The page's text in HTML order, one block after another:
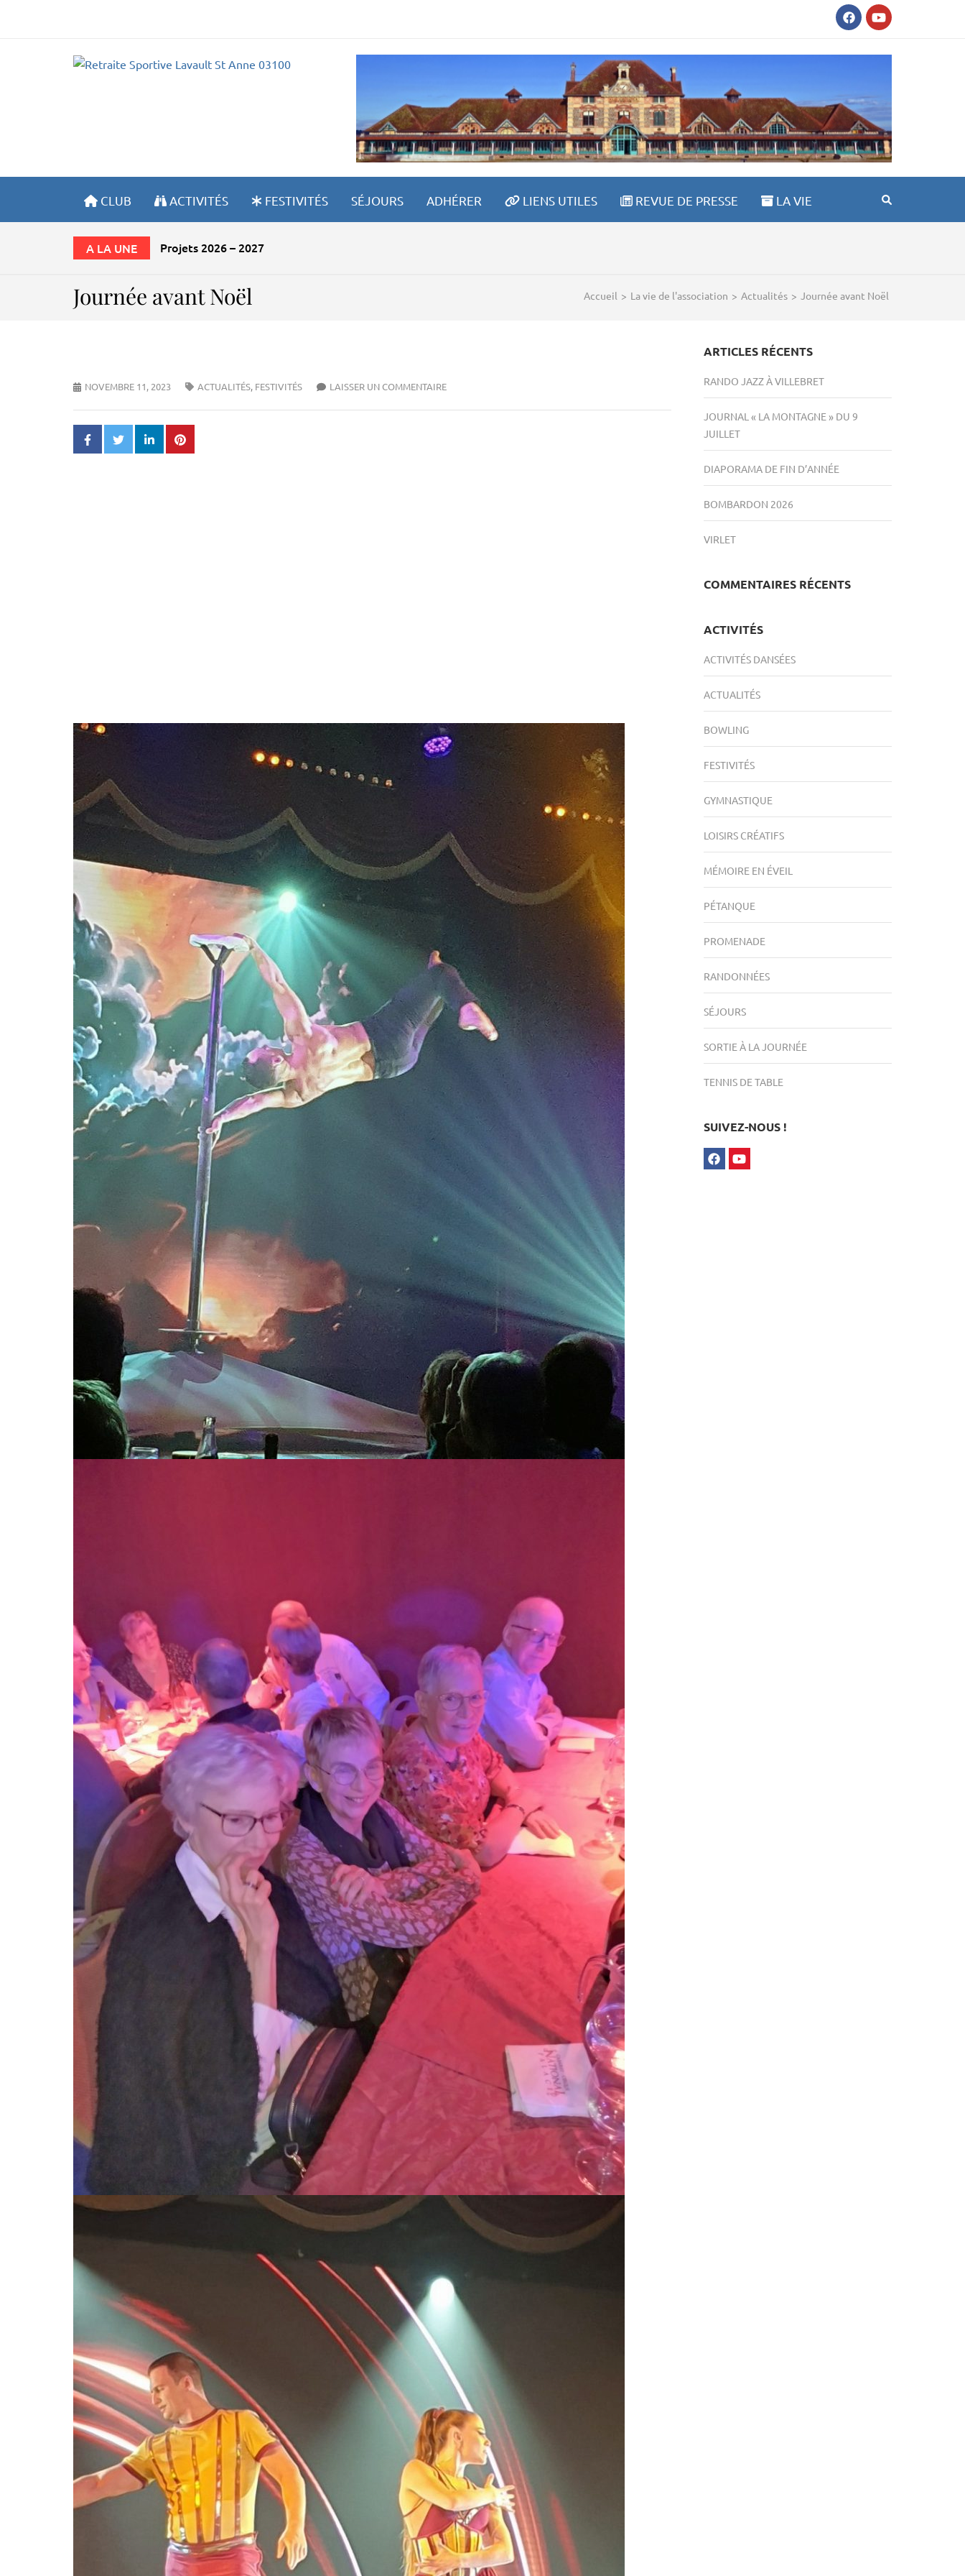
RETRAITE SPORTIVE LAVAULT ST ANNE 03100
CLUB ACTIVITÉS FESTIVITÉS SÉJOURS ADHÉRER LIENS UTILES REVUE DE PRESSE LA VIE
A LA UNE La Lavaultoise
Accueil > La vie de l'association > Actualités > Journée avant Noël
Journée avant Noël
NOVEMBRE 11, 2023 ACTUALITÉS, FESTIVITÉS LAISSER UN COMMENTAIRE
ARTICLES RÉCENTS
RANDO JAZZ À VILLEBRET
JOURNAL « LA MONTAGNE » DU 9
JUILLET
DIAPORAMA DE FIN D’ANNÉE
BOMBARDON 2026
VIRLET
COMMENTAIRES RÉCENTS
ACTIVITÉS
ACTIVITÉS DANSÉES
ACTUALITÉS
BOWLING
FESTIVITÉS
GYMNASTIQUE
LOISIRS CRÉATIFS
MÉMOIRE EN ÉVEIL
PÉTANQUE
PROMENADE
RANDONNÉES
SÉJOURS
SORTIE À LA JOURNÉE
TENNIS DE TABLE
SUIVEZ-NOUS !